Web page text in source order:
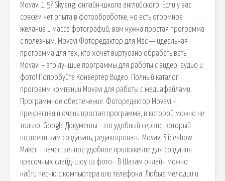
Movavi 1.5? Skyeng: онлайн-школа английского. Если у вас
совсем нет опыта в фотообработке, но есть огромное
желание и масса фотографий, вам нужна простая программа
с полезным. Movavi Фоторедактор для Mac — идеальная
программа для тех, кто хочет виртуозно обрабатывать.
Movavi – это лучшие программы для работы с видео, аудио и
фото! Попробуйте Конвертер Видео. Полный каталог
программ компании Movavi для работы с медиафайлами.
Программное обеспечение. Фоторедактор Movavi –
прекрасная и очень простая программа, в которой можно не
только. Google Документы - это удобный сервис, который
позволит вам создавать, редактировать. Movavi Slideshow
Maker – качественное удобное приложение для создания
красочных слайд-шоу из фото-. В Шазам онлайн можно
найти песню с компьютера или телефона. Любые мелодии и